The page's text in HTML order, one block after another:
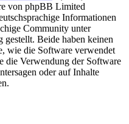
von phpBB Limited
Informationen
Community unter
Beide haben keinen
wie die Software verwendet
die Verwendung der Software
oder auf Inhalte